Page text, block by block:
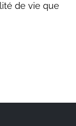
de vie que